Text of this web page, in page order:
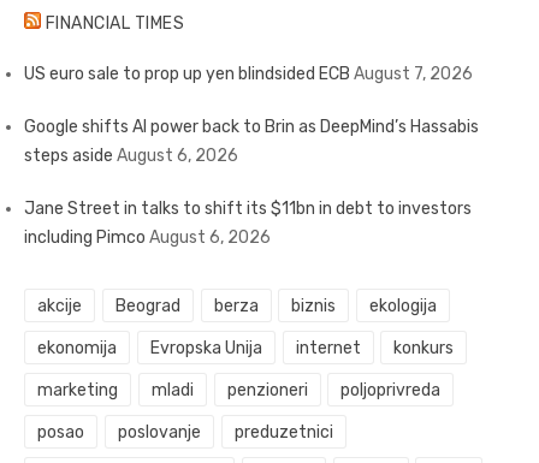
FINANCIAL TIMES
US euro sale to prop up yen blindsided ECB August 7, 2026
Google shifts AI power back to Brin as DeepMind’s Hassabis
steps aside August 6, 2026
Jane Street in talks to shift its $11bn in debt to investors
including Pimco August 6, 2026
akcije Beograd berza biznis ekologija
ekonomija Evropska Unija internet konkurs
marketing mladi penzioneri poljoprivreda
posao poslovanje preduzetnici